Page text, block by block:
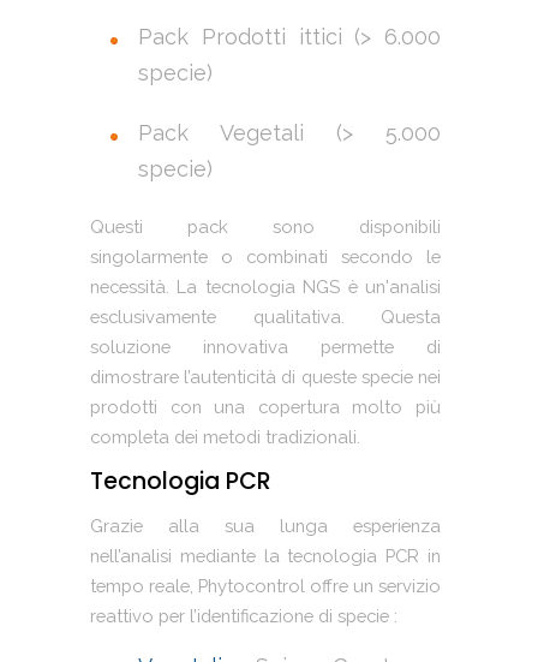
Pack Prodotti ittici (> 6.000
specie)
Pack Vegetali (> 5.000
specie)
Questi pack sono disponibili
singolarmente o combinati secondo le
necessità. La tecnologia NGS è un'analisi
esclusivamente qualitativa. Questa
soluzione innovativa permette di
dimostrare l’autenticità di queste specie nei
prodotti con una copertura molto più
completa dei metodi tradizionali.
Tecnologia PCR
Grazie alla sua lunga esperienza
nell’analisi mediante la tecnologia PCR in
tempo reale, Phytocontrol offre un servizio
reattivo per l’identificazione di specie :